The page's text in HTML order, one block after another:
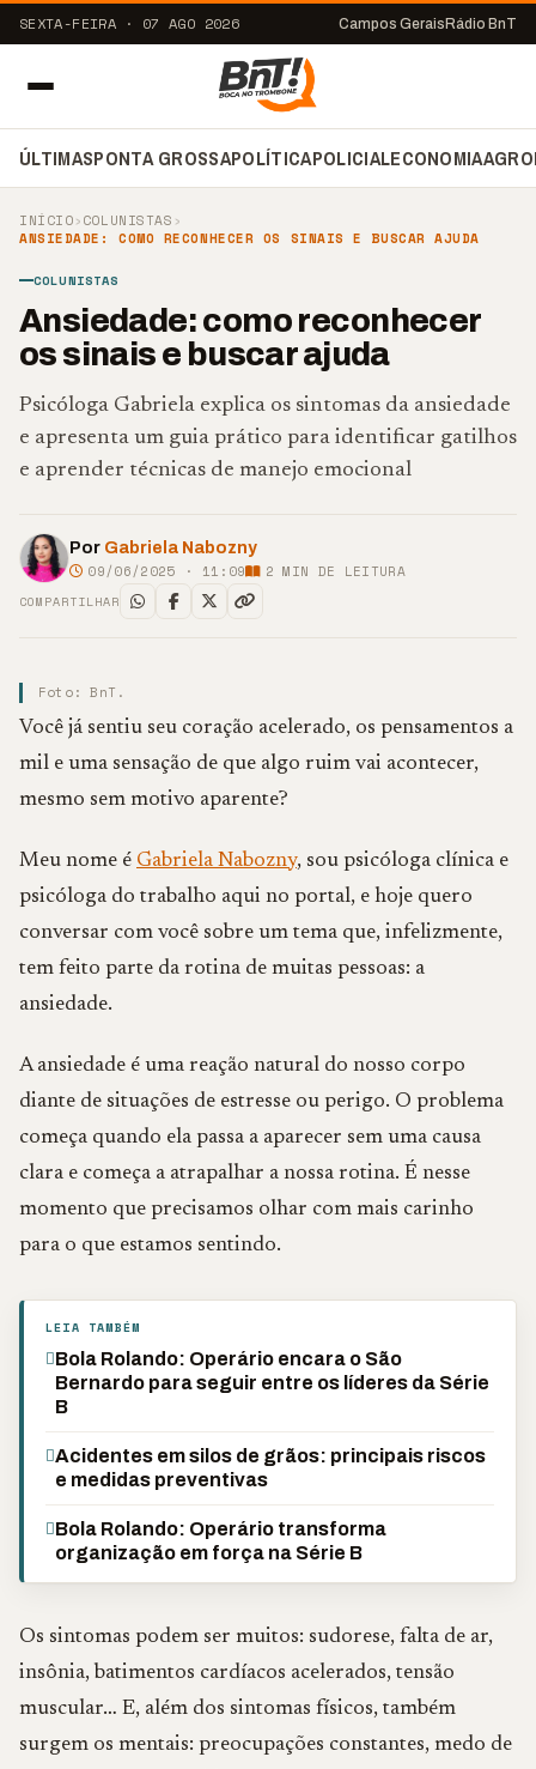
SEXTA-FEIRA · 07 AGO 2026 Campos Gerais Rádio BnT
ÚLTIMASPONTA GROSSAPOLÍTICAPOLICIALECONOMIA
INÍCIO›COLUNISTAS ›
ANSIEDADE: COMO RECONHECER OS SINAIS E BUSCAR AJUDA
COLUNISTAS
Ansiedade: como reconhecer
os sinais e buscar ajuda
Psicóloga Gabriela explica os sintomas da ansiedade
e apresenta um guia prático para identificar gatilhos
e aprender técnicas de manejo emocional
Por Gabriela Nabozny
09/06/2025 · 11:09 2 MIN DE LEITURA
COMPARTILHAR
Foto: BnT.
Você já sentiu seu coração acelerado, os pensamentos a
mil e uma sensação de que algo ruim vai acontecer,
mesmo sem motivo aparente?
Meu nome é Gabriela Nabozny, sou psicóloga clínica e
psicóloga do trabalho aqui no portal, e hoje quero
conversar com você sobre um tema que, infelizmente,
tem feito parte da rotina de muitas pessoas: a
ansiedade.
A ansiedade é uma reação natural do nosso corpo
diante de situações de estresse ou perigo. O problema
começa quando ela passa a aparecer sem uma causa
clara e começa a atrapalhar a nossa rotina. É nesse
momento que precisamos olhar com mais carinho
para o que estamos sentindo.
LEIA TAMBÉM
Bola Rolando: Operário encara o São
Bernardo para seguir entre os líderes da Série
B
Acidentes em silos de grãos: principais riscos
e medidas preventivas
Bola Rolando: Operário transforma
organização em força na Série B
Os sintomas podem ser muitos: sudorese, falta de ar,
insônia, batimentos cardíacos acelerados, tensão
muscular… E, além dos sintomas físicos, também
surgem os mentais: preocupações constantes, medo de